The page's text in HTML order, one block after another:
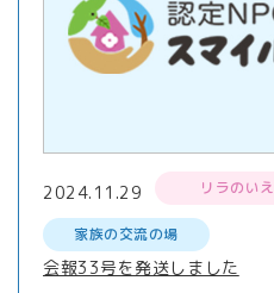
2024.11.29 リラのいえ
家族の交流の場
会報33号を発送しました